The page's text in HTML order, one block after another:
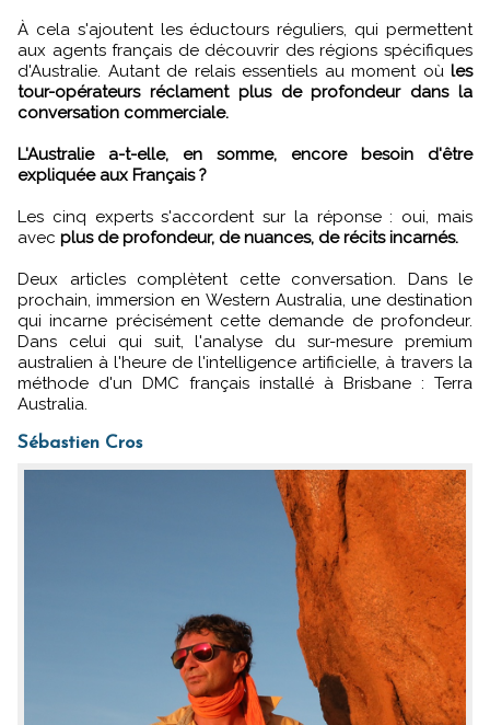
À cela s'ajoutent les éductours réguliers, qui permettent
aux agents français de découvrir des régions spécifiques
d'Australie. Autant de relais essentiels au moment où les
tour-opérateurs réclament plus de profondeur dans la
conversation commerciale.
L'Australie a-t-elle, en somme, encore besoin d'être
expliquée aux Français ?
Les cinq experts s'accordent sur la réponse : oui, mais
avec plus de profondeur, de nuances, de récits incarnés.
Deux articles complètent cette conversation. Dans le
prochain, immersion en Western Australia, une destination
qui incarne précisément cette demande de profondeur.
Dans celui qui suit, l'analyse du sur-mesure premium
australien à l'heure de l'intelligence artificielle, à travers la
méthode d'un DMC français installé à Brisbane : Terra
Australia.
Sébastien Cros